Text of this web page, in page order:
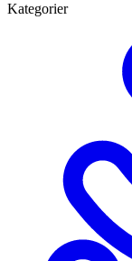
Kategorier